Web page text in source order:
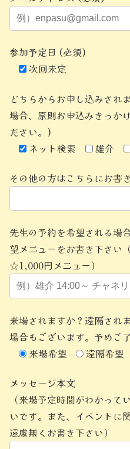
参加予定日 (必須)
次回未定
どちらからお申し込みされ
場合、原則お申込みきっか
ださい。)
ネット検索
雄介
その他の方はこちらにお書
先生の予約を希望される場
望メニューをお書き下さい
☆1,000円メニュー）
来場されますか？遠隔され
場合もございます。予めご
来場希望
遠隔希望
メッセージ本文
（来場予定時間がわかっ
いです。また、イベントに
遠慮無くお書き下さい）